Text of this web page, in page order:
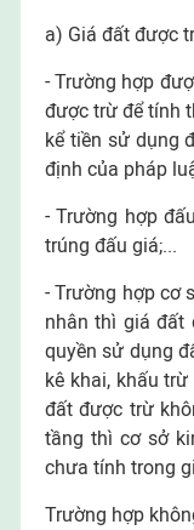
a) Giá đất được
- Trường hợp
được trừ để tính
kể tiền sử dụng
định của pháp
- Trường hợp
trúng đấu giá;...
- Trường hợp cơ
nhân thì giá đất
quyền sử dụng
kê khai, khấu
đất được trừ
tầng thì cơ sở
chưa tính trong
Trường hợp